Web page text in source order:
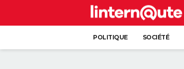
POLITIQUE SOCIÉTÉ